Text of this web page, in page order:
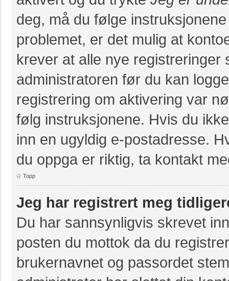
deg, må du følge
problemet, er det mulig at
krever at alle nye
administratoren før du kan
registrering om aktivering var
følg instruksjonene. Hvis du
inn en ugyldig e-postadresse.
du oppga er riktig, ta kontakt
Topp
Jeg har registrert meg
Du har sannsynligvis skrevet
posten du mottok da du
brukernavnet og passordet